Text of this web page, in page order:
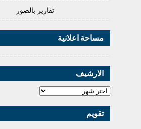
تقارير بالصور
مساحة اعلانية
الارشيف
تقويم